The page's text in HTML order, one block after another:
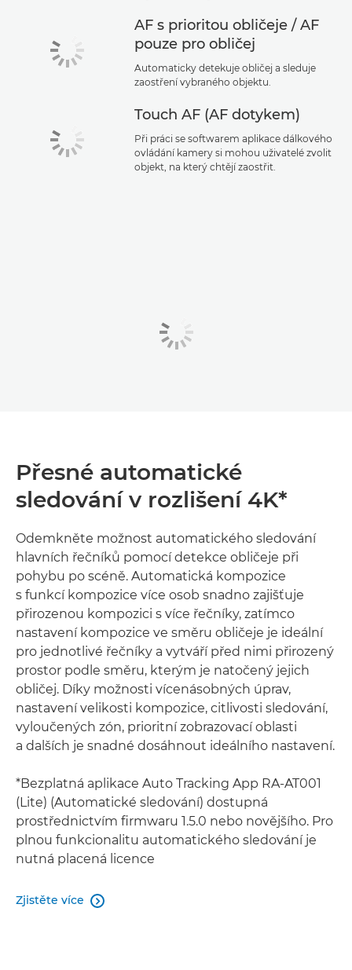
AF s prioritou obličeje / AF
pouze pro obličej
Automaticky detekuje obličej a sleduje
zaostření vybraného objektu.
Touch AF (AF dotykem)
Při práci se softwarem aplikace dálkového
ovládání kamery si mohou uživatelé zvolit
objekt, na který chtějí zaostřit.
Přesné automatické
sledování v rozlišení 4K*
Odemkněte možnost automatického sledování
hlavních řečníků pomocí detekce obličeje při
pohybu po scéně. Automatická kompozice
s funkcí kompozice více osob snadno zajišťuje
přirozenou kompozici s více řečníky, zatímco
nastavení kompozice ve směru obličeje je ideální
pro jednotlivé řečníky a vytváří před nimi přirozený
prostor podle směru, kterým je natočený jejich
obličej. Díky možnosti vícenásobných úprav,
nastavení velikosti kompozice, citlivosti sledování,
vyloučených zón, prioritní zobrazovací oblasti
a dalších je snadné dosáhnout ideálního nastavení.
*Bezplatná aplikace Auto Tracking App RA-AT001
(Lite) (Automatické sledování) dostupná
prostřednictvím firmwaru 1.5.0 nebo novějšího. Pro
plnou funkcionalitu automatického sledování je
nutná placená licence
Zjistěte více 